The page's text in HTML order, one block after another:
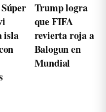
isla
Trump logra
que FIFA
revierta roja a
Balogun en
Mundial